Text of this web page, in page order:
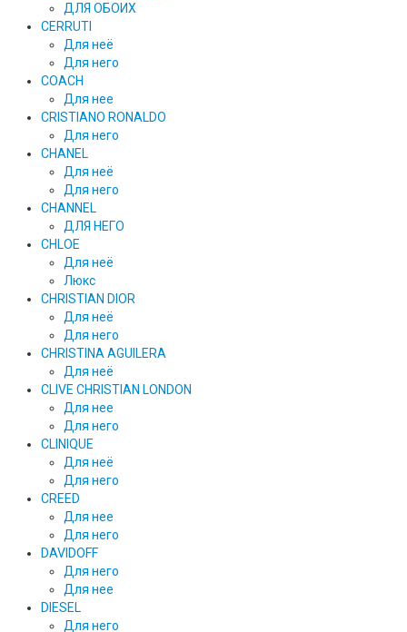
ДЛЯ ОБОИХ
CERRUTI
Для неё
Для него
COACH
Для нее
CRISTIANO RONALDO
Для него
CHANEL
Для неё
Для него
CHANNEL
ДЛЯ НЕГО
CHLOE
Для неё
Люкс
CHRISTIAN DIOR
Для неё
Для него
CHRISTINA AGUILERA
Для неё
CLIVE CHRISTIAN LONDON
Для нее
Для него
CLINIQUE
Для неё
Для него
CREED
Для нее
Для него
DAVIDOFF
Для него
Для нее
DIESEL
Для него